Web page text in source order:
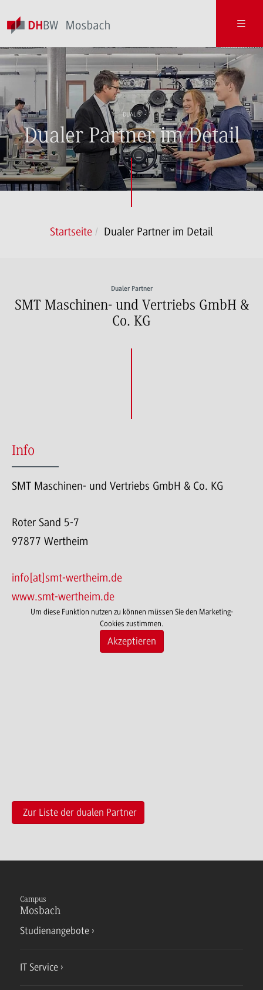
DUALIS
Dualer Partner im Detail
Startseite Dualer Partner im Detail
Dualer Partner
SMT Maschinen- und Vertriebs GmbH &
Co. KG
Info
SMT Maschinen- und Vertriebs GmbH & Co. KG
Roter Sand 5-7
97877 Wertheim
info[at]smt-wertheim.de
www.smt-wertheim.de
Um diese Funktion nutzen zu können müssen Sie den Marketing-
Cookies zustimmen.
Akzeptieren
Zur Liste der dualen Partner
Campus
Mosbach
Studienangebote
IT Service